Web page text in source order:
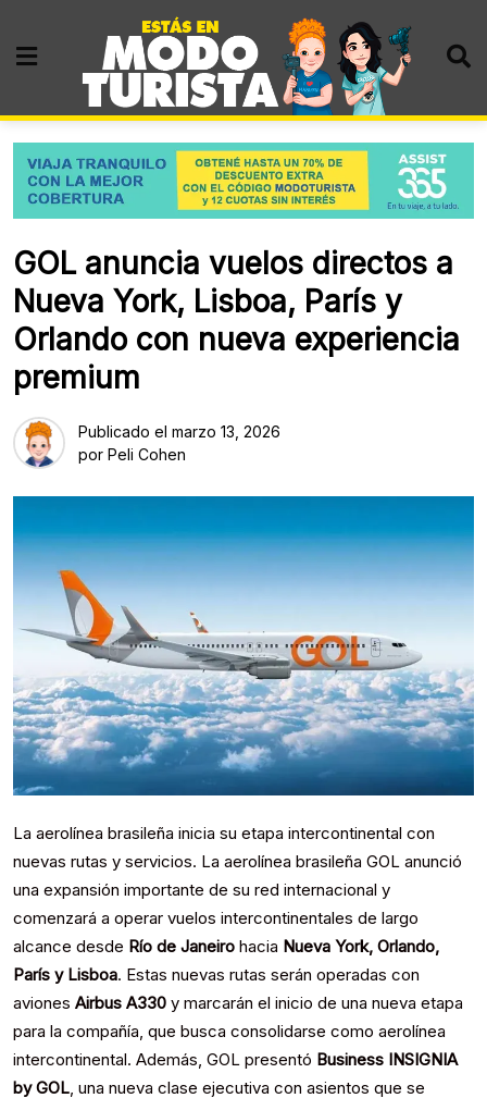
content
GOL anuncia vuelos directos a
Nueva York, Lisboa, París y
Orlando con nueva experiencia
premium
Publicado el marzo 13, 2026
por Peli Cohen
La aerolínea brasileña inicia su etapa intercontinental con
nuevas rutas y servicios. La aerolínea brasileña GOL anunció
una expansión importante de su red internacional y
comenzará a operar vuelos intercontinentales de largo
alcance desde Río de Janeiro hacia Nueva York, Orlando,
París y Lisboa. Estas nuevas rutas serán operadas con
aviones Airbus A330 y marcarán el inicio de una nueva etapa
para la compañía, que busca consolidarse como aerolínea
intercontinental. Además, GOL presentó Business INSIGNIA
by GOL, una nueva clase ejecutiva con asientos que se